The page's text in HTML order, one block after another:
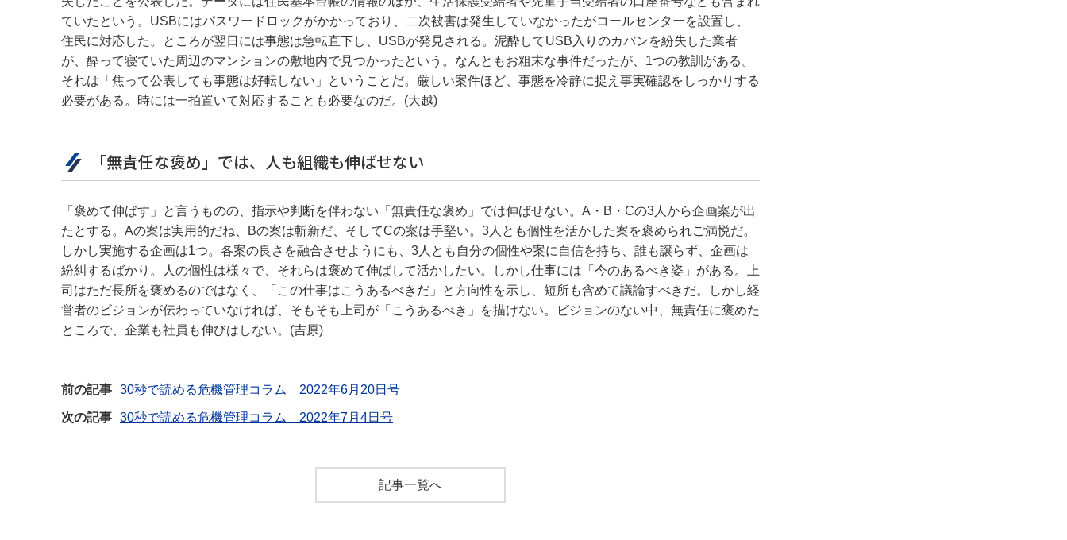
ていたという。USBにはパスワードロックがかかっており、二次被害は発生していなかったがコールセンターを設置し、
住民に対応した。ところが翌日には事態は急転直下し、USBが発見される。泥酔してUSB入りのカバンを紛失した業者
が、酔って寝ていた周辺のマンションの敷地内で見つかったという。なんともお粗末な事件だったが、1つの教訓がある。
それは「焦って公表しても事態は好転しない」ということだ。厳しい案件ほど、事態を冷静に捉え事実確認をしっかりする
必要がある。時には一拍置いて対応することも必要なのだ。(大越)
「無責任な褒め」では、人も組織も伸ばせない
「褒めて伸ばす」と言うものの、指示や判断を伴わない「無責任な褒め」では伸ばせない。A・B・Cの3人から企画案が出
たとする。Aの案は実用的だね、Bの案は斬新だ、そしてCの案は手堅い。3人とも個性を活かした案を褒められご満悦だ。
しかし実施する企画は1つ。各案の良さを融合させようにも、3人とも自分の個性や案に自信を持ち、誰も譲らず、企画は
紛糾するばかり。人の個性は様々で、それらは褒めて伸ばして活かしたい。しかし仕事には「今のあるべき姿」がある。上
司はただ長所を褒めるのではなく、「この仕事はこうあるべきだ」と方向性を示し、短所も含めて議論すべきだ。しかし経
営者のビジョンが伝わっていなければ、そもそも上司が「こうあるべき」を描けない。ビジョンのない中、無責任に褒めた
ところで、企業も社員も伸びはしない。(吉原)
前の記事 30秒で読める危機管理コラム 2022年6月20日号
次の記事 30秒で読める危機管理コラム 2022年7月4日号
記事一覧へ